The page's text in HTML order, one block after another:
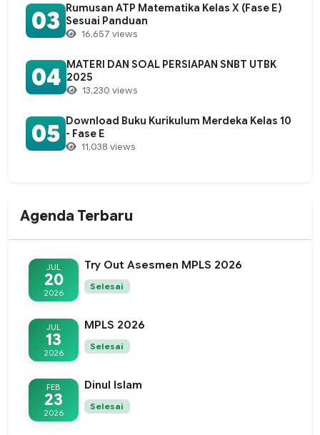
03 Rumusan ATP Matematika Kelas X (Fase E)
Sesuai Panduan
16,657 views
04 MATERI DAN SOAL PERSIAPAN SNBT UTBK
2025
13,230 views
05 Download Buku Kurikulum Merdeka Kelas 10
- Fase E
11,038 views
Agenda Terbaru
JUL
20
2026
Try Out Asesmen MPLS 2026
Selesai
JUL
13
2026
MPLS 2026
Selesai
FEB
23
2026
Dinul Islam
Selesai